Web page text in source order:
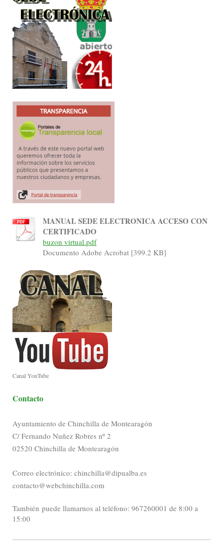
MANUAL SEDE ELECTRONICA ACCESO CON
CERTIFICADO
buzon virtual.pdf
Documento Adobe Acrobat [399.2 KB]
Canal YouTube
Contacto
Ayuntamiento de Chinchilla de Montearagón
C/ Fernando Nuñez Robres nº 2
02520 Chinchilla de Montearagón
Correo electrónico: chinchilla@dipualba.es
contacto@webchinchilla.com
También puede llamarnos al teléfono: 967260001 de 8:00 a
15:00